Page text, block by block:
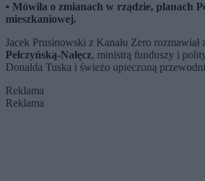
• Mówiła o zmianach w rządzie, planach
mieszkaniowej.
Jacek Prusinowski z Kanału Zero rozmawiał
Pełczyńską-Nałęcz, ministrą funduszy i
Donalda Tuska i świeżo upieczoną
Reklama
Reklama